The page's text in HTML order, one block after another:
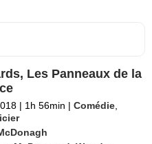
Les Panneaux de la
| 1h 56min | Comédie,